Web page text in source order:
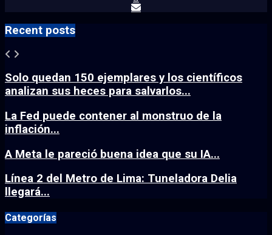
Recent posts
Solo quedan 150 ejemplares y los científicos
analizan sus heces para salvarlos...
La Fed puede contener al monstruo de la
inflación...
A Meta le pareció buena idea que su IA...
Línea 2 del Metro de Lima: Tuneladora Delia
llegará...
Categorías